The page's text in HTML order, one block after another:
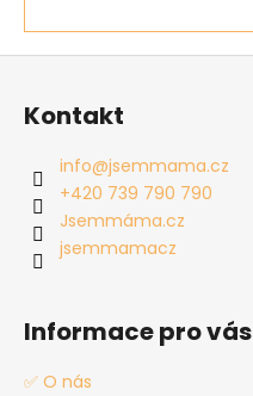
Kontakt
info@jsemmama.cz
+420 739 790 790
Jsemmáma.cz
jsemmamacz
Informace pro vás
✅ O nás